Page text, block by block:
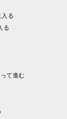
る
る
て進む